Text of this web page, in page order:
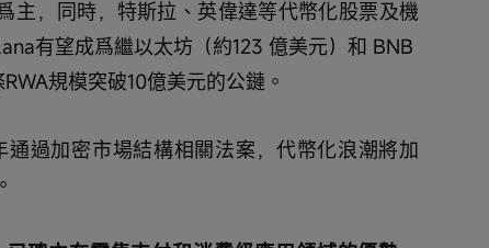
主，同時，特斯拉、英偉達等代幣化股票及機
有望成爲繼以太坊（約123 億美元）和 BNB
規模突破10億美元的公鏈。
過加密市場結構相關法案，代幣化浪潮將加